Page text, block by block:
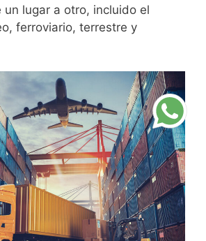
lugar a otro, incluido el
ferroviario, terrestre y